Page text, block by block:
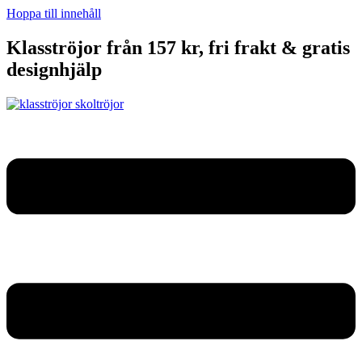
Hoppa till innehåll
Klasströjor från 157 kr, fri frakt & gratis
designhjälp